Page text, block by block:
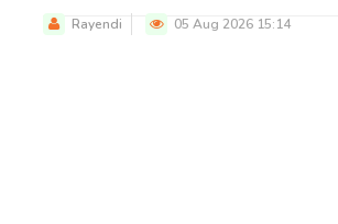
Rayendi 05 Aug 2026 15:14